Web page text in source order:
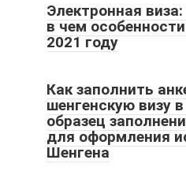
Электронная
в чем
2021 году
Как заполнить
шенгенскую визу
образец
для оформления
Шенгена